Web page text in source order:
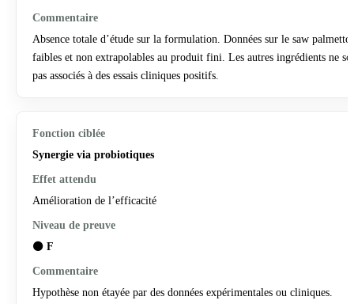
Absence totale d’étude sur la formulation. Données sur le saw palmetto
faibles et non extrapolables au produit fini. Les autres ingrédients ne
pas associés à des essais cliniques positifs.
Synergie via probiotiques
Amélioration de l’efficacité
⚫ F
Hypothèse non étayée par des données expérimentales ou cliniques.